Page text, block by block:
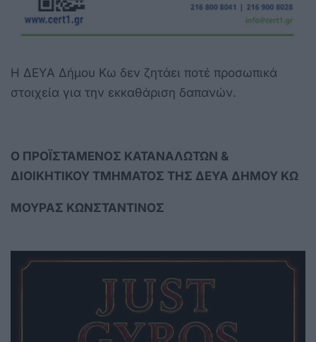
Η ΔΕΥΑ Δήμου Κω δεν ζητάει ποτέ προσωπικά
στοιχεία για την εκκαθάριση δαπανών.
Ο ΠΡΟΪΣΤΑΜΕΝΟΣ ΚΑΤΑΝΑΛΩΤΩΝ &
ΔΙΟΙΚΗΤΙΚΟΥ ΤΜΗΜΑΤΟΣ ΤΗΣ ΔΕΥΑ ΔΗΜΟΥ ΚΩ
ΜΟΥΡΑΣ ΚΩΝΣΤΑΝΤΙΝΟΣ